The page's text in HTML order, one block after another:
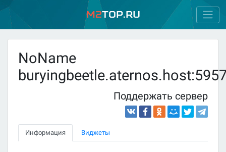
M2Top.ru
NoName
Поддержать сервер
Информация Виджеты